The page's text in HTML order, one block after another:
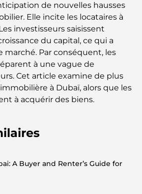
de nouvelles hausses
Elle incite les locataires à
investisseurs saisissent
du capital, ce qui a
marché. Par conséquent, les
à une vague de
Cet article examine de plus
à Dubaï, alors que les
à acquérir des biens.
A Buyer and Renter’s Guide for